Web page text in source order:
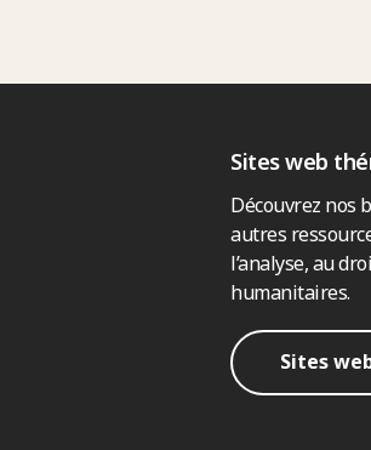
Sites web
Découvrez nos
autres
l’analyse, au
humanitaires.
Sites